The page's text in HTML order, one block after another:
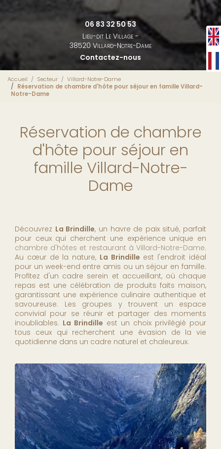
06 83 32 50 53
Lieu-dit Le Village -
38520 Villard-Notre-Dame
Contactez-nous
Accueil Secteur
Villard-Notre-Dame
Réservation de chambre d'hôte pour séjour en famille Villard-
Notre-Dame
Réservation de chambre
d'hôte pour séjour en
famille Villard-Notre-
Dame
Découvrez La Brindille, un havre de paix situé, parfait
pour ceux qui cherchent une expérience unique en
chambre d'hôtes et restaurant à Villard-Notre-Dame.
Au cœur de la nature, La Brindille est l'endroit idéal
pour un week-end entre amis ou un séjour en famille.
Profitez d'un cadre serein et accueillant, où chaque
repas est une célébration de produits faits maison,
garantissant une expérience culinaire authentique et
savoureuse. Les groupes y trouvent un espace
convivial pour se réunir et partager des moments
inoubliables. La Brindille est un choix privilégié pour
tous ceux qui recherchent une évasion de la vie
quotidienne dans un cadre naturel et chaleureux.